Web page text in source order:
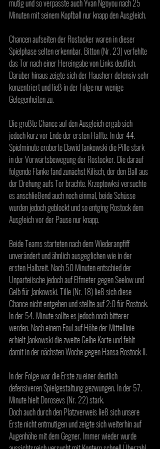
mutig und so verpasste auch Yvan Ngoyou nach 25
Minuten mit seinem Kopfball nur knapp den Ausgleich.
Chancen aufseiten der Rostocker waren in dieser
Spielphase selten erkennbar. Bitton (Nr. 23) verfehlte
das Tor nach einer Hereingabe von Links deutlich.
Darüber hinaus zeigte sich der Hausherr defensiv sehr
konzentriert und ließ in der Folge nur wenige
Gelegenheiten zu.
Die größte Chance auf den Ausgleich ergab sich
jedoch kurz vor Ende der ersten Hälfte. In der 44.
Spielminute eroberte Dawid Jankowski die Pille stark
in der Vorwärtsbewegung der Rostocker. Die darauf
folgende Flanke fand zunächst Kilisch, der den Ball aus
der Drehung aufs Tor brachte. Krzeptowksi versuchte
es anschließend auch noch einmal, beide Schüsse
wurden jedoch geblockt und so entging Rostock dem
Ausgleich vor der Pause nur knapp.
Beide Teams starteten nach dem Wiederanpfiff
unverändert und ähnlich ausgeglichen wie in der
ersten Halbzeit. Nach 50 Minuten entschied der
Unparteiische jedoch auf Elfmeter gegen Seelow und
Gelb für Jankowski. Tille (Nr. 18) ließ sich diese
Chance nicht entgehen und stellte auf 2:0 für Rostock.
In der 54. Minute sollte es jedoch noch bitterer
werden. Nach einem Foul auf Höhe der Mittellinie
erhielt Jankowski die zweite Gelbe Karte und fehlt
damit in der nächsten Woche gegen Hansa Rostock II.
In der Folge war die Erste zu einer deutlich
defensiveren Spielgestaltung gezwungen. In der 57.
Minute hielt Dorosevs (Nr. 22) stark.
Doch auch durch den Platzverweis ließ sich unsere
Erste nicht entmutigen und zeigte sich weiterhin auf
Augenhöhe mit dem Gegner. Immer wieder wurde